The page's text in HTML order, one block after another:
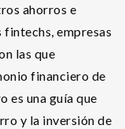
ahorros e
fintechs, empresas
las que
financiero de
es una guía que
y la inversión de